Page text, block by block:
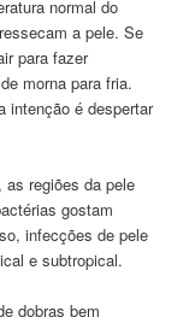
normal do
a pele. Se
para fazer
morna para fria.
intenção é despertar
regiões da pele
gostam
infecções de pele
e subtropical.
dobras bem